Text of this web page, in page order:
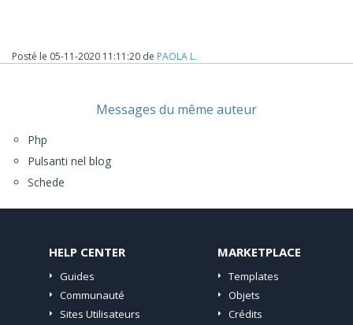
Posté le 05-11-2020 11:11:20 de PAOLA L.
Messages du même auteur
Php
Pulsanti nel blog
Schede
HELP CENTER
Guides
Communauté
Sites Utilisateurs
MARKETPLACE
Templates
Objets
Crédits